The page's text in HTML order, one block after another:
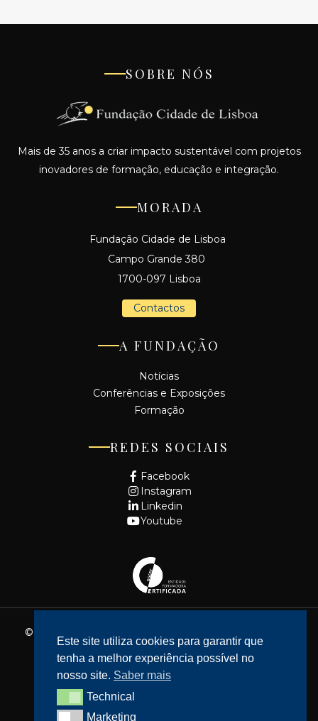
Este site utiliza cookies para garantir que
tenha a melhor experiência possível no
nosso site. Saber mais
TechnicalTechnical
MarketingMarketing
SOBRE NÓS
Mais de 35 anos a criar impacto sustentável com projetos
inovadores de formação, educação e integração.
MORADA
Fundação Cidade de Lisboa
Campo Grande 380
1700-097 Lisboa
Contactos
A FUNDAÇÃO
Notícias
Conferências e Exposições
Formação
REDES SOCIAIS
Facebook
Instagram
Linkedin
Youtube
© 2026 - Fundação Cidade de Lisboa. Todos os direitos
reservados.
Website feito porBean Web Developer
Livro de Reclamações
Política de privacidade